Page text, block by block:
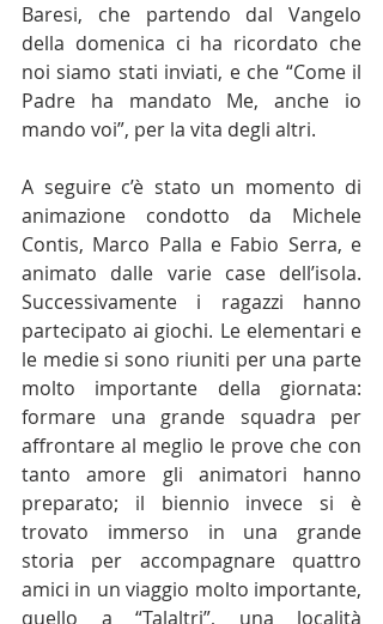
Baresi, che partendo dal Vangelo
della domenica ci ha ricordato che
noi siamo stati inviati, e che “Come il
Padre ha mandato Me, anche io
mando voi”, per la vita degli altri.
A seguire c’è stato un momento di
animazione condotto da Michele
Contis, Marco Palla e Fabio Serra, e
animato dalle varie case dell’isola.
Successivamente i ragazzi hanno
partecipato ai giochi. Le elementari e
le medie si sono riuniti per una parte
molto importante della giornata:
formare una grande squadra per
affrontare al meglio le prove che con
tanto amore gli animatori hanno
preparato; il biennio invece si è
trovato immerso in una grande
storia per accompagnare quattro
amici in un viaggio molto importante,
quello a “Talaltri”, una località